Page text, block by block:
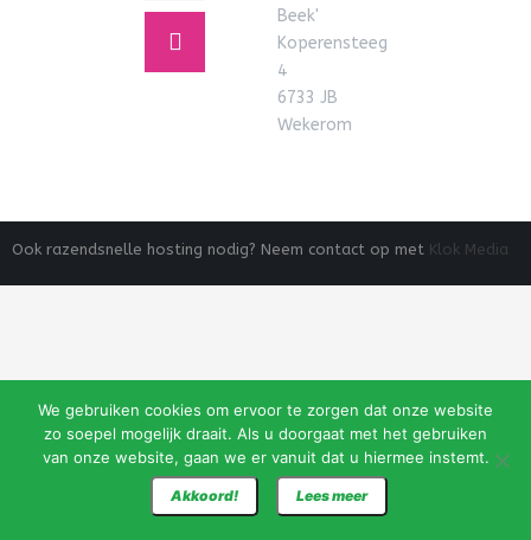
Beek'
Koperensteeg
4
6733 JB
Wekerom
Ook razendsnelle hosting nodig? Neem contact op met Klok Media
We gebruiken cookies om ervoor te zorgen dat onze website
zo soepel mogelijk draait. Als u doorgaat met het gebruiken
van onze website, gaan we er vanuit dat u hiermee instemt.
Akkoord! Lees meer